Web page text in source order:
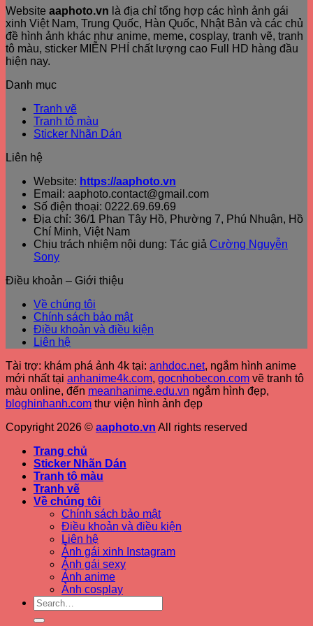
Website aaphoto.vn là địa chỉ tổng hợp các hình ảnh gái
xinh Việt Nam, Trung Quốc, Hàn Quốc, Nhật Bản và các chủ
đề hình ảnh khác như anime, meme, cosplay, tranh vẽ, tranh
tô màu, sticker MIỄN PHÍ chất lượng cao Full HD hàng đầu
hiện nay.
Danh mục
Tranh vẽ
Tranh tô màu
Sticker Nhãn Dán
Liên hệ
Website: https://aaphoto.vn
Email: aaphoto.contact@gmail.com
Số điện thoại: 0222.69.69.69
Địa chỉ: 36/1 Phan Tây Hồ, Phường 7, Phú Nhuận, Hồ
Chí Minh, Việt Nam
Chịu trách nhiệm nội dung: Tác giả Cường Nguyễn
Sony
Điều khoản – Giới thiệu
Về chúng tôi
Chính sách bảo mật
Điều khoản và điều kiện
Liên hệ
Tài trợ: khám phá ảnh 4k tại: anhdoc.net, ngắm hình anime
mới nhất tại anhanime4k.com, gocnhobecon.com vẽ tranh tô
màu online, đến meanhanime.edu.vn ngắm hình đẹp,
bloghinhanh.com thư viện hình ảnh đẹp
Copyright 2026 © aaphoto.vn All rights reserved
Trang chủ
Sticker Nhãn Dán
Tranh tô màu
Tranh vẽ
Về chúng tôi
Chính sách bảo mật
Điều khoản và điều kiện
Liên hệ
Ảnh gái xinh Instagram
Ảnh gái sexy
Ảnh anime
Ảnh cosplay